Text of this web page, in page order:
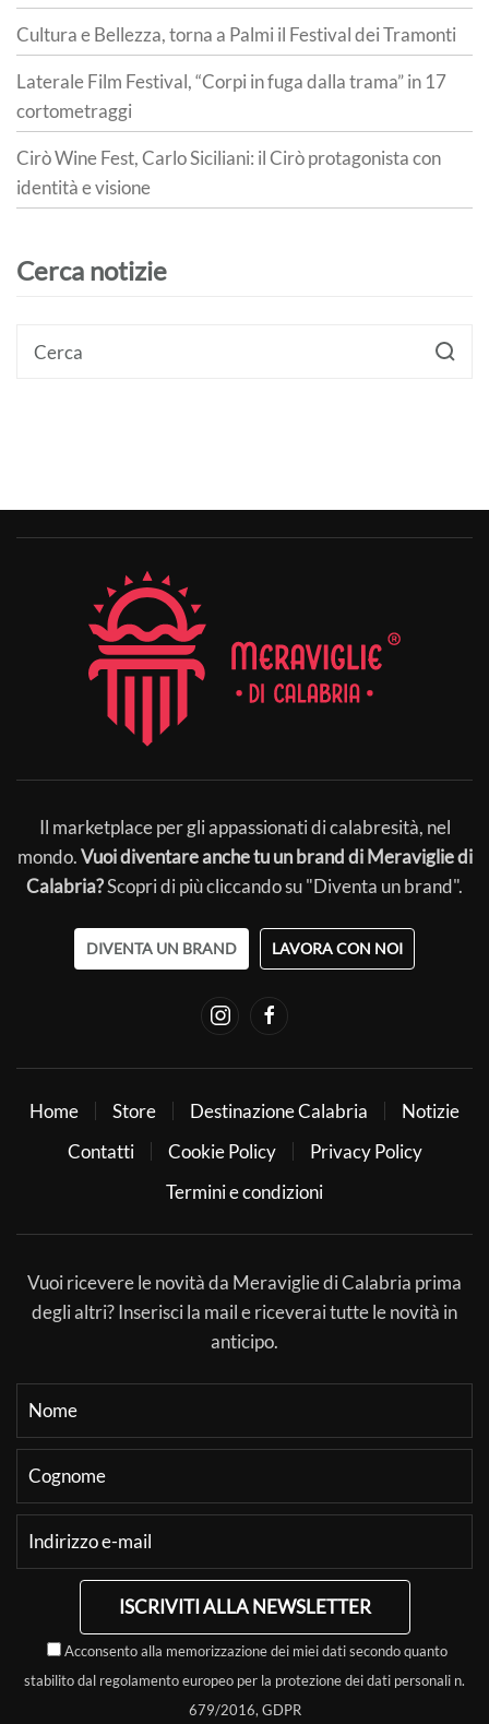
Cultura e Bellezza, torna a Palmi il Festival dei Tramonti
Laterale Film Festival, “Corpi in fuga dalla trama” in 17
cortometraggi
Cirò Wine Fest, Carlo Siciliani: il Cirò protagonista con
identità e visione
Cerca notizie
Il marketplace per gli appassionati di calabresità, nel
mondo.Vuoi diventare anche tu un brand di Meraviglie di
Calabria?Scopri di più cliccando su "Diventa un brand".
DIVENTA UN BRAND LAVORA CON NOI
Home Store Destinazione Calabria
Notizie
Contatti
Cookie Policy
Privacy Policy
Termini e condizioni
Vuoi ricevere le novità da Meraviglie di Calabria prima
degli altri? Inserisci la mail e riceverai tutte le novità in
anticipo.
ISCRIVITI ALLA NEWSLETTER
Acconsento alla memorizzazione dei miei dati secondo quanto
stabilito dal regolamento europeo per la protezione dei dati personali n.
679/2016, GDPR